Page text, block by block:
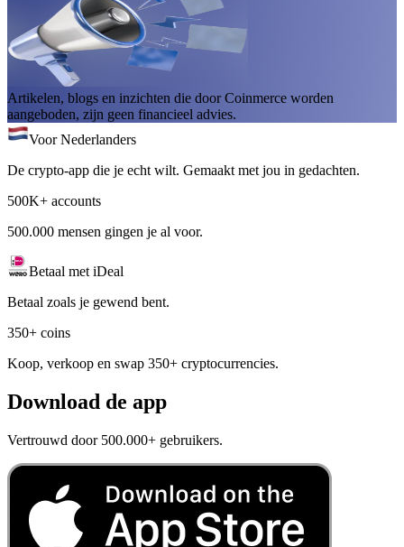
Artikelen, blogs en inzichten die door Coinmerce worden
aangeboden, zijn geen financieel advies.
Voor Nederlanders
De crypto-app die je echt wilt. Gemaakt met jou in gedachten.
500K+ accounts
500.000 mensen gingen je al voor.
Betaal met iDeal
Betaal zoals je gewend bent.
350+ coins
Koop, verkoop en swap 350+ cryptocurrencies.
Download de app
Vertrouwd door 500.000+ gebruikers.